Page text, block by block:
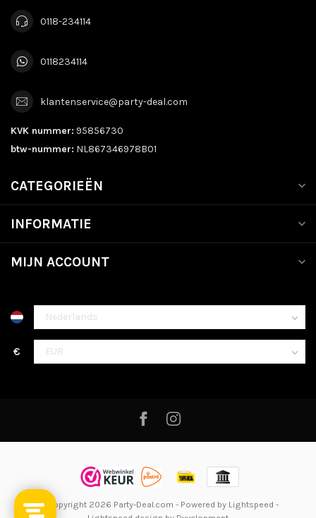
0118-234114
0118234114
klantenservice@party-deal.com
KVK nummer: 95856730
btw-nummer: NL867346978B01
CATEGORIEËN
INFORMATIE
MIJN ACCOUNT
€
© Copyright 2026 Party-Deal.com - Powered by Lightspeed -